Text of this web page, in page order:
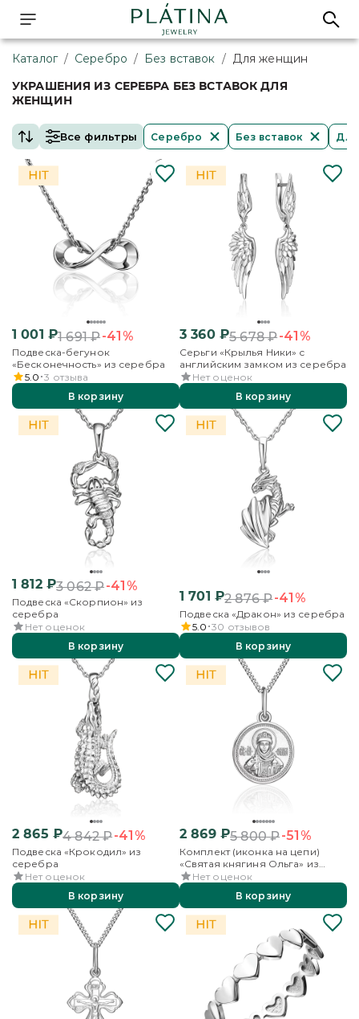
Каталог / Серебро / Без вставок / Для женщин
УКРАШЕНИЯ ИЗ СЕРЕБРА БЕЗ ВСТАВОК ДЛЯ
ЖЕНЩИН
Все фильтры Серебро Без вставок
1 001 ₽1 691₽-41%
Подвеска-бегунок
«Бесконечность» из серебра
5.0 3 отзыва
В корзину
3 360₽5 678₽-41%
Серьги «Крылья Ники» с
английским замком из серебра
Нет оценок
В корзину
1 812₽3 062₽-41%
Подвеска «Скорпион» из
серебра
Нет оценок
В корзину
1 701 ₽2 876₽-41%
Подвеска «Дракон» из серебра
5.0 30 отзывов
В корзину
2 865 ₽4 842₽-41%
Подвеска «Крокодил» из
серебра
Нет оценок
В корзину
2 869₽5 800₽-51%
Комплект (иконка на цепи)
«Святая княгиня Ольга» из
серебра
Нет оценок
В корзину